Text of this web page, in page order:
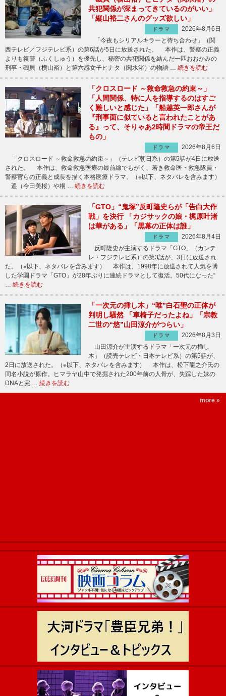
共犯関係が深まってきているのがいい」
「縦山裕二さんのグッズ欲しい」
ドラマ
2026年8月6日
「今夜もシリアルキラーと待ち合わせ」（関
西テレビ／フジテレビ系）の第6話が5日に放送された。 本作は、警察の正義
よりも復讐（ふくしゅう）を優先し、秘密の共犯関係を結んだ一匹おおかみの
刑事・磯貝（横山裕）と第六感女子ヒナタ（関水渚）の物語 … 続きを読む
「クロスロード ～救命救急の約束～」
「人間関係、特に人を指導するのはすご
く難しいと感じた」「船越英一郎さんが
『刑事面に似ていると言われたことがあ
る』って、そりゃあ2時間ドラマの帝王だ
もの」
ドラマ
2026年8月6日
「クロスロード ～救命救急の約束～」（テレビ朝日系）の第5話が4日に放送
された。 本作は、救命救急医療の最前線でもがく、若き救命医・救急隊員・
警察官らの正義と成長を描く本格医療ドラマ。（※以下、ネタバレを含みます）
遥（今田美桜）や桐 … 続きを読む
「GTO」“鬼塚”反町隆史らが「告白大作
戦」を決行 「カジサックの娘・梶原叶渚
は華がある」「黒幕の正体は誰」
ドラマ
2026年8月4日
反町隆史が主演するドラマ「GTO」（カンテ
レ・フジテレビ系）の第3話が、3日に放送され
た。（※以下、ネタバレを含みます） 本作は、1998年に放送されて人気を博
した学園ドラマ「GTO」が28年ぶりに連続ドラマとして復活。50代になった“
続きを読む
「一次元の挿し木」“唯”白石聖の正体が
判明し騒然 「車椅子だったよね」「宗教
二世の“悠”山田涼介がつらい」
ドラマ
2026年8月3日
山田涼介が主演するドラマ「一次元の挿し
木」（読売テレビ・日本テレビ系）の第5話が、
2日に放送された。（※以下、ネタバレを含みます） 本作は、松下龍之介氏の
同名小説が原作。ヒマラヤ山中で発掘された200年前の人骨が、失踪した妹の
DNAと完 … 続きを読む
more »